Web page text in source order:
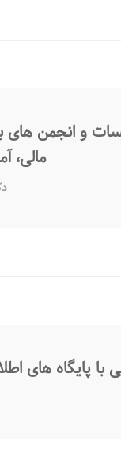
و انجمن
مالی،
با پایگاه های